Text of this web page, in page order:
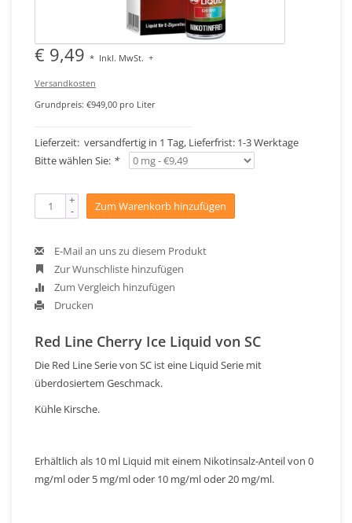
€ 9,49 * Inkl. MwSt. +
Versandkosten
Grundpreis: €949,00 pro Liter
Lieferzeit: versandfertig in 1 Tag, Lieferfrist: 1-3 Werktage
Bitte wählen Sie: *
+
- Zum Warenkorb hinzufügen
E-Mail an uns zu diesem Produkt
Zur Wunschliste hinzufügen
Zum Vergleich hinzufügen
Drucken
Red Line Cherry Ice Liquid von SC
Die Red Line Serie von SC ist eine Liquid Serie mit
überdosiertem Geschmack.
Kühle Kirsche.
Erhältlich als 10 ml Liquid mit einem Nikotinsalz-Anteil von 0
mg/ml oder 5 mg/ml oder 10 mg/ml oder 20 mg/ml.